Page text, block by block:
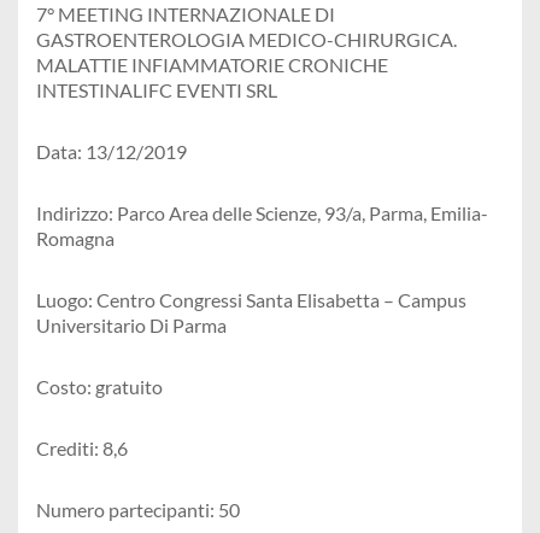
7° MEETING INTERNAZIONALE DI
GASTROENTEROLOGIA MEDICO-CHIRURGICA.
MALATTIE INFIAMMATORIE CRONICHE
INTESTINALIFC EVENTI SRL
Data: 13/12/2019
Indirizzo: Parco Area delle Scienze, 93/a, Parma, Emilia-
Romagna
Luogo: Centro Congressi Santa Elisabetta – Campus
Universitario Di Parma
Costo: gratuito
Crediti: 8,6
Numero partecipanti: 50